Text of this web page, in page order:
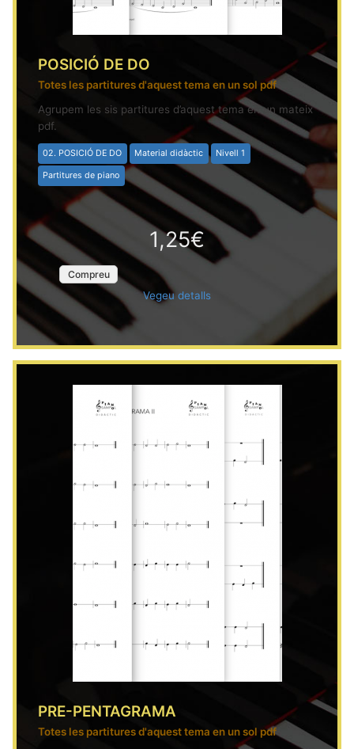
POSICIÓ DE DO
Totes les partitures d'aquest tema en un sol pdf
Agrupem les sis partitures d’aquest tema en un mateix
pdf.
02. POSICIÓ DE DO Material didàctic Nivell 1
Partitures de piano
1,25€
Compreu
Vegeu detalls
PRE-PENTAGRAMA
Totes les partitures d'aquest tema en un sol pdf